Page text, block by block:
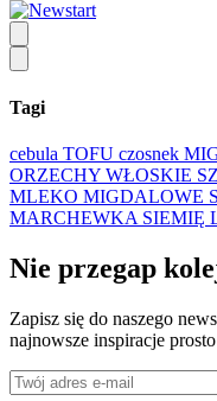
Tagi
cebula TOFU czosnek
ORZECHY WŁOSKIE
MLEKO MIGDALOWE
MARCHEWKA SIEMIĘ
Nie przegap
Zapisz się do naszego
najnowsze inspiracje